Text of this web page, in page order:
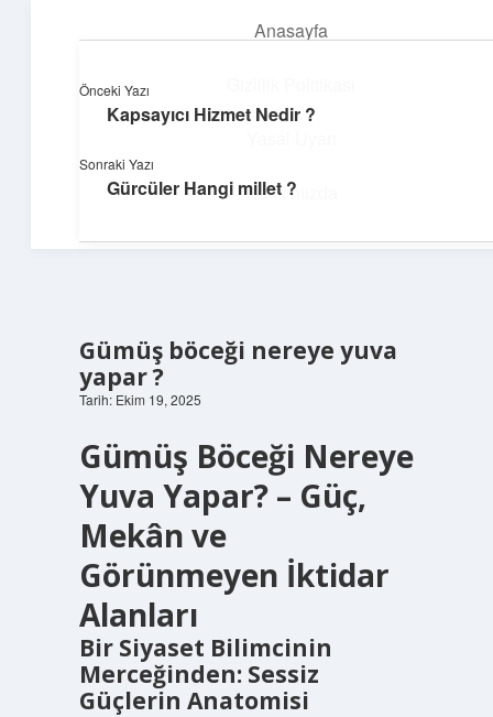
Anasayfa
Hakkımızda
Enerji Dolu Fikirler
Hayatına güç katan neşeli öneriler!
Gümüş böceği nereye yuva
yapar ?
Tarih: Ekim 19, 2025
Gümüş Böceği Nereye
Yuva Yapar? – Güç,
Mekân ve
Görünmeyen İktidar
Alanları
Bir Siyaset Bilimcinin
Merceğinden: Sessiz
Güçlerin Anatomisi
Önceki Yazı
Kapsayıcı Hizmet Nedir ?
Sonraki Yazı
Gürcüler Hangi millet ?